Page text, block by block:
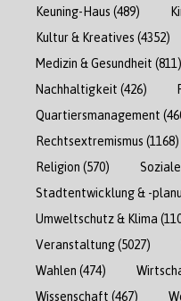
Keuning-Haus (489)
Kultur & Kreatives (4352)
Medizin & Gesundheit (811)
Nachhaltigkeit (426)
Quartiersmanagement
Rechtsextremismus (1168)
Religion (570)
Stadtentwicklung & -
Umweltschutz & Klima
Veranstaltung(5027)
Wahlen (474)
Wissenschaft (467)